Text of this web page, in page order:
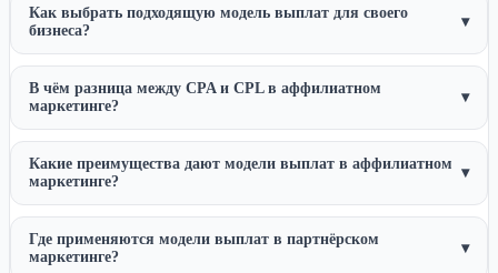
Как выбрать подходящую модель выплат для своего
бизнеса?
▾
В чём разница между CPA и CPL в аффилиатном
маркетинге?
▾
Какие преимущества дают модели выплат в аффилиатном
маркетинге?
▾
Где применяются модели выплат в партнёрском
маркетинге?
▾